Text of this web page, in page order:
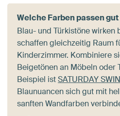
Welche Farben passen
Blau- und Türkistöne wirken
schaffen gleichzeitig Raum
Kinderzimmer. Kombiniere
Beigetönen an Möbeln oder
Beispiel istSATURDAY
Blaunuancen sich gut mit
sanften Wandfarben